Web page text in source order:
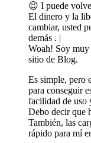
😉 I puede
El dinero y la
cambiar, usted
demás . |
Woah! Soy muy
sitio de Blog.
Es simple, pero
para conseguir
facilidad de uso
Debo decir que
También, las
rápido para mí